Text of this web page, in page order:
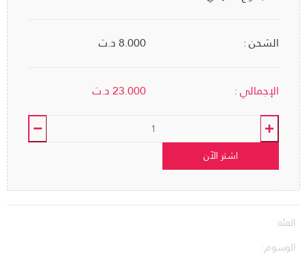
الشحن : 8.000 د.ت
الإجمالي : 23.000د.ت
اشتر الآن
الفئة:
الوسوم: